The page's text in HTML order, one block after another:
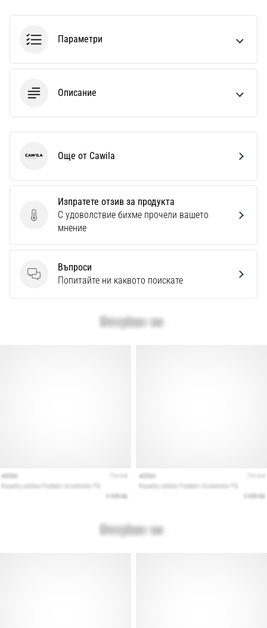
Параметри
Описание
Изпратете отзив за продукта
Изпратете отзив за продукта
С удоволствие бихме прочели вашето
мнение
Въпроси
Въпроси
Попитайте ни каквото поискате
Cawila Още от Cawila